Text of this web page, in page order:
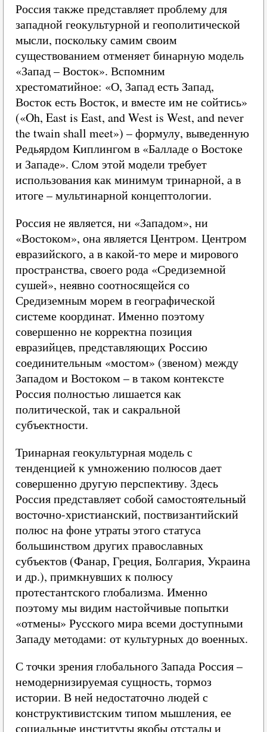
Россия также представляет проблему для
западной геокультурной и геополитической
мысли, поскольку самим своим
существованием отменяет бинарную модель
«Запад – Восток». Вспомним
хрестоматийное: «О, Запад есть Запад,
Восток есть Восток, и вместе им не сойтись»
(«Oh, East is East, and West is West, and never
the twain shall meet») – формулу, выведенную
Редьярдом Киплингом в «Балладе о Востоке
и Западе». Слом этой модели требует
использования как минимум тринарной, а в
итоге – мультинарной концептологии.
Россия не является, ни «Западом», ни
«Востоком», она является Центром. Центром
евразийского, а в какой-то мере и мирового
пространства, своего рода «Средиземной
сушей», неявно соотносящейся со
Средиземным морем в географической
системе координат. Именно поэтому
совершенно не корректна позиция
евразийцев, представляющих Россию
соединительным «мостом» (звеном) между
Западом и Востоком – в таком контексте
Россия полностью лишается как
политической, так и сакральной
субъектности.
Тринарная геокультурная модель с
тенденцией к умножению полюсов дает
совершенно другую перспективу. Здесь
Россия представляет собой самостоятельный
восточно-христианский, поствизантийский
полюс на фоне утраты этого статуса
большинством других православных
субъектов (Фанар, Греция, Болгария, Украина
и др.), примкнувших к полюсу
протестантского глобализма. Именно
поэтому мы видим настойчивые попытки
«отмены» Русского мира всеми доступными
Западу методами: от культурных до военных.
С точки зрения глобального Запада Россия –
немодернизируемая сущность, тормоз
истории. В ней недостаточно людей с
конструктивистским типом мышления, ее
социальные институты якобы отсталы и